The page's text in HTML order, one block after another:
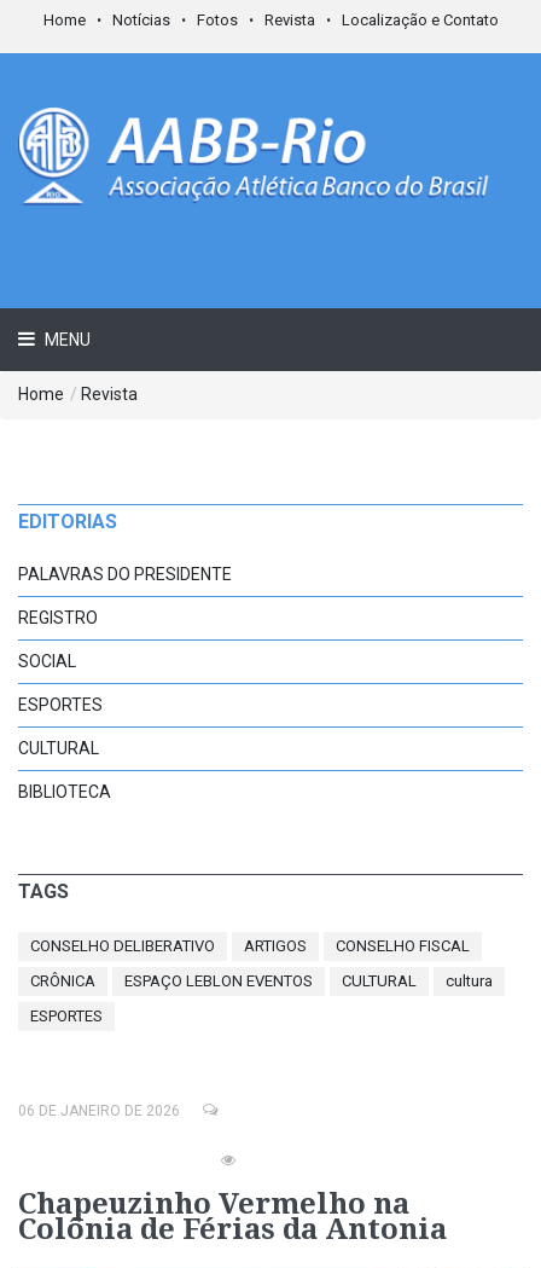
Home Notícias Fotos Revista Localização e Contato
MENU
Home / Revista
EDITORIAS
PALAVRAS DO PRESIDENTE
REGISTRO
SOCIAL
ESPORTES
CULTURAL
BIBLIOTECA
TAGS
CONSELHO DELIBERATIVO ARTIGOS
CONSELHO FISCAL
CRÔNICA
ESPAÇO LEBLON EVENTOS CULTURAL
cultura
ESPORTES
06 DE JANEIRO DE 2026
Chapeuzinho Vermelho na
Colônia de Férias da Antonia